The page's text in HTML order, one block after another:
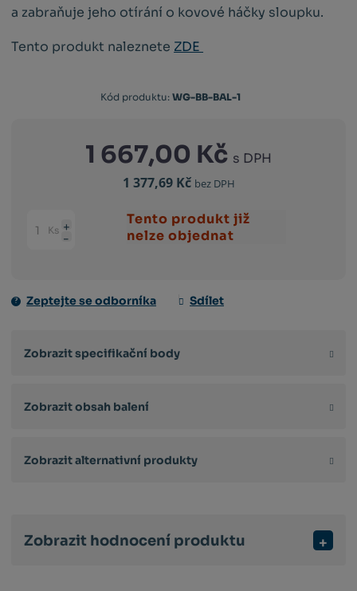
a zabraňuje jeho otírání o kovové háčky sloupku.
Tento produkt naleznete ZDE
Kód produktu: WG-BB-BAL-1
1 667,00 Kč s DPH
1 377,69 Kč bez DPH
Změnit
Navýšit
Snížit
Ks
Tento produkt již
nelze objednat
Zeptejte se odborníka Sdílet
Zobrazit specifikační body
Zobrazit obsah balení
Zobrazit alternativní produkty
Zobrazit hodnocení produktu